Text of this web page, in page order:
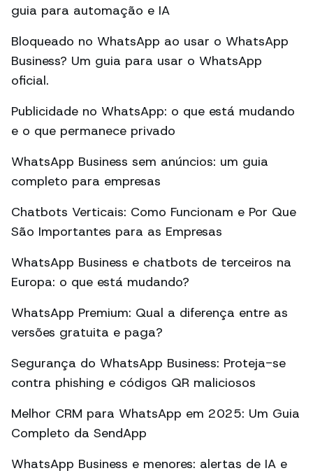
guia para automação e IA
Bloqueado no WhatsApp ao usar o WhatsApp
Business? Um guia para usar o WhatsApp
oficial.
Publicidade no WhatsApp: o que está mudando
e o que permanece privado
WhatsApp Business sem anúncios: um guia
completo para empresas
Chatbots Verticais: Como Funcionam e Por Que
São Importantes para as Empresas
WhatsApp Business e chatbots de terceiros na
Europa: o que está mudando?
WhatsApp Premium: Qual a diferença entre as
versões gratuita e paga?
Segurança do WhatsApp Business: Proteja-se
contra phishing e códigos QR maliciosos
Melhor CRM para WhatsApp em 2025: Um Guia
Completo da SendApp
WhatsApp Business e menores: alertas de IA e